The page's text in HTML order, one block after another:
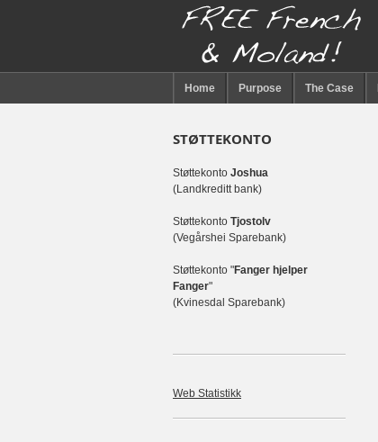
Home Purpose The Case
STØTTEKONTO
Støttekonto Joshua
(Landkreditt bank)
Støttekonto Tjostolv
(Vegårshei Sparebank)
Støttekonto "Fanger hjelper
Fanger"
(Kvinesdal Sparebank)
Web Statistikk